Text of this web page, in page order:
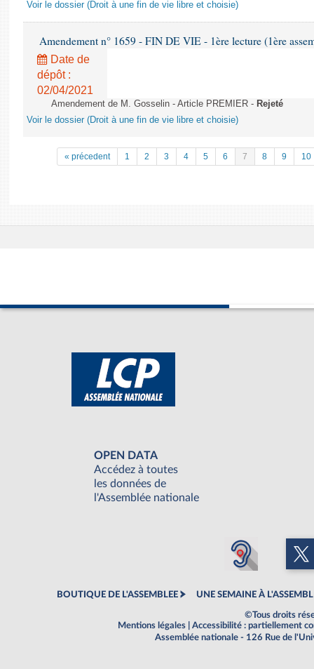
Voir le dossier (Droit à une fin de vie libre et choisie)
Amendement n° 1659 - FIN DE VIE - 1ère lecture (1ère
Date de
dépôt :
02/04/2021
Amendement de M. Gosselin - Article PREMIER - Rejeté
Voir le dossier (Droit à une fin de vie libre et choisie)
« précedent 1 2 3 4 5 6 7 8 9 10
OPEN DATA
Accédez à toutes
les données de
l'Assemblée nationale
BOUTIQUE DE L'ASSEMBLEE UNE SEMAINE À
©Tous droits
Mentions légales
Accessibilité : partiellement
Assemblée nationale - 126 Rue de